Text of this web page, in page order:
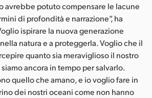
avrebbe potuto compensare le lacune
di profondità e narrazione”, ha
ispirare la nuova generazione
natura e a proteggerla. Voglio che il
quanto sia meraviglioso il nostro
ancora in tempo per salvarlo.
quello che amano, e io voglio fare in
dei nostri oceani come non hanno